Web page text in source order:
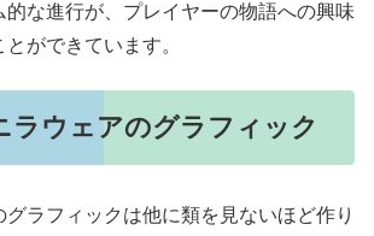
的な進行が、プレイヤーの物語への興味
ができています。
ラウェアのグラフィック
ラフィックは他に類を見ないほど作り